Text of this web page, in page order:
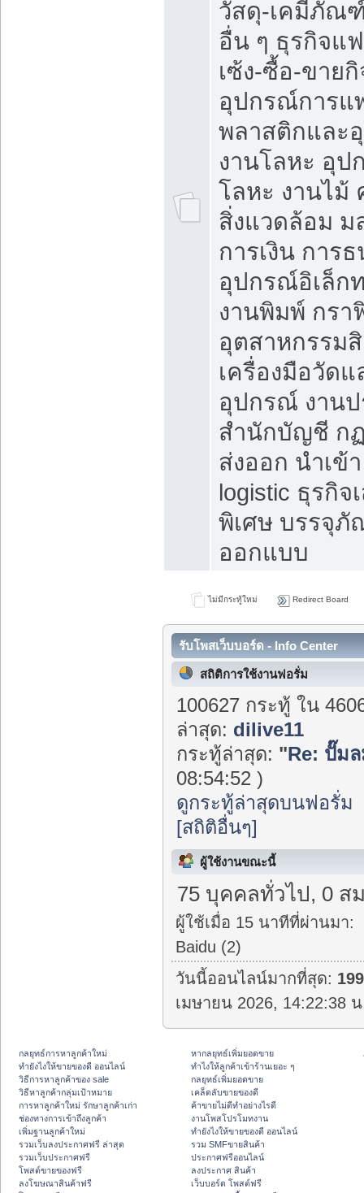
วัสดุ-เคมีภัณ
อื่น ๆ ธุรกิจแ
เซ้ง-ซื้อ-ขาย
อุปกรณ์การแ
พลาสติกและ
งานโลหะ อุป
โลหะ งานไม้
สิ่งแวดล้อม ม
การเงิน การ
อุปกรณ์อิเล็ก
งานพิมพ์ กรา
อุตสาหกรรม
เครื่องมือวัดแ
อุปกรณ์ งานป
สำนักบัญชี ก
ส่งออก นำเข้
logistic ธุรกิจ
พิเศษ บรรจุ
ออกแบบ
ไม่มีกระทู้ใหม่ Redirect Board
รับโพสเว็บบอร์ด - Info Center
สถิติการใช้งานฟอรั่ม
100627 กระทู้ ใน
ล่าสุด: dilive11
กระทู้ล่าสุด: "Re: ปั๊ม
08:54:52 )
ดูกระทู้ล่าสุดบนฟอรั่ม
[สถิติอื่นๆ]
ผู้ใช้งานขณะนี้
75 บุคคลทั่วไป, 0 ส
ผู้ใช้เมื่อ 15 นาทีที่ผ่านมา:
Baidu (2)
วันนี้ออนไลน์มากที่สุด: 199
เมษายน 2026, 14:22:38
กลยุทธ์การหาลูกค้าใหม่
ทํายังไงให้ขายของดี ออนไลน์
วิธีการหาลูกค้าของ sale
วิธีหาลูกค้ากลุ่มเป้าหมาย
การหาลูกค้าใหม่ รักษาลูกค้าเก่า
ช่องทางการเข้าถึงลูกค้า
เพิ่มฐานลูกค้าใหม่
รวมเว็บลงประกาศฟรี ล่าสุด
รวมเว็บประกาศฟรี
โพสต์ขายของฟรี
ลงโฆษณาสินค้าฟรี
หากลยุทธ์เพิ่มยอดขาย
ทําไงให้ลูกค้าเข้าร้านเยอะ ๆ
กลยุทธ์เพิ่มยอดขาย
เคล็ดลับขายของดี
ค้าขายไม่ดีทำอย่างไรดี
งานโพสโปรโมทงาน
ทํายังไงให้ขายของดี ออนไลน์
รวม SMFขายสินค้า
ประกาศฟรีออนไลน์
ลงประกาศ สินค้า
เว็บบอร์ด โพสต์ฟรี